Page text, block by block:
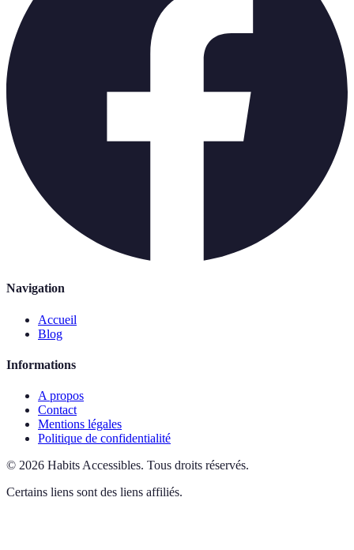
Navigation
Accueil
Blog
Informations
A propos
Contact
Mentions légales
Politique de confidentialité
© 2026 Habits Accessibles. Tous droits réservés.
Certains liens sont des liens affiliés.